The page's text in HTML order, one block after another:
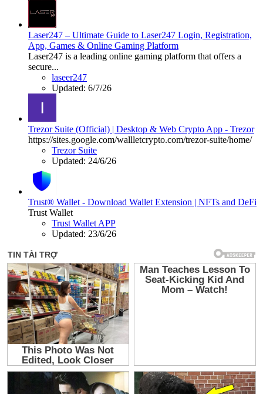
Laser247 – Ultimate Guide to Laser247 Login, Registration,
App, Games & Online Gaming Platform
Laser247 is a leading online gaming platform that offers a
secure...
laseer247
Updated: 6/7/26
Trezor Suite (Official) | Desktop & Web Crypto App - Trezor
https://sites.google.com/wallletcrypto.com/trezor-suite/home/
Trezor Suite
Updated: 24/6/26
Trust® Wallet - Download Wallet Extension | NFTs and DeFi
Trust Wallet
Trust Wallet APP
Updated: 23/6/26